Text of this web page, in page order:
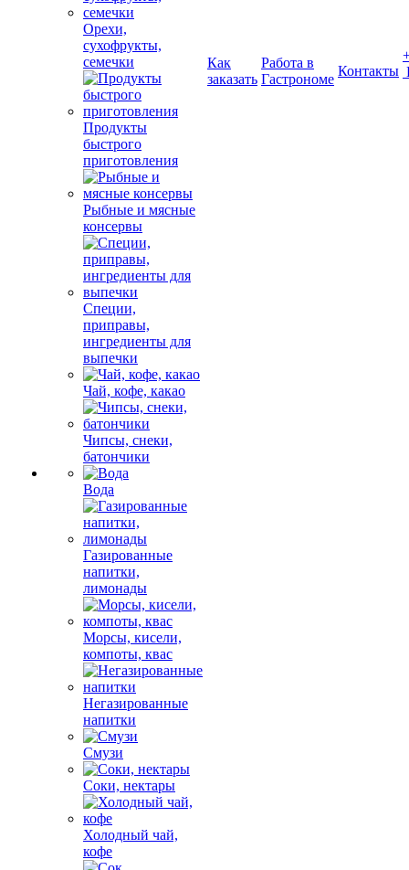
Орехи,
сухофрукты,
семечки
Продукты
быстрого
приготовления
Рыбные и мясные
консервы
Специи,
приправы,
ингредиенты для
выпечки
Чай, кофе, какао
Чипсы, снеки,
батончики
Вода
Газированные
напитки,
лимонады
Морсы, кисели,
компоты, квас
Негазированные
напитки
Смузи
Соки, нектары
Холодный чай,
кофе
Как
заказать
Работа в
Гастрономе
Контакты